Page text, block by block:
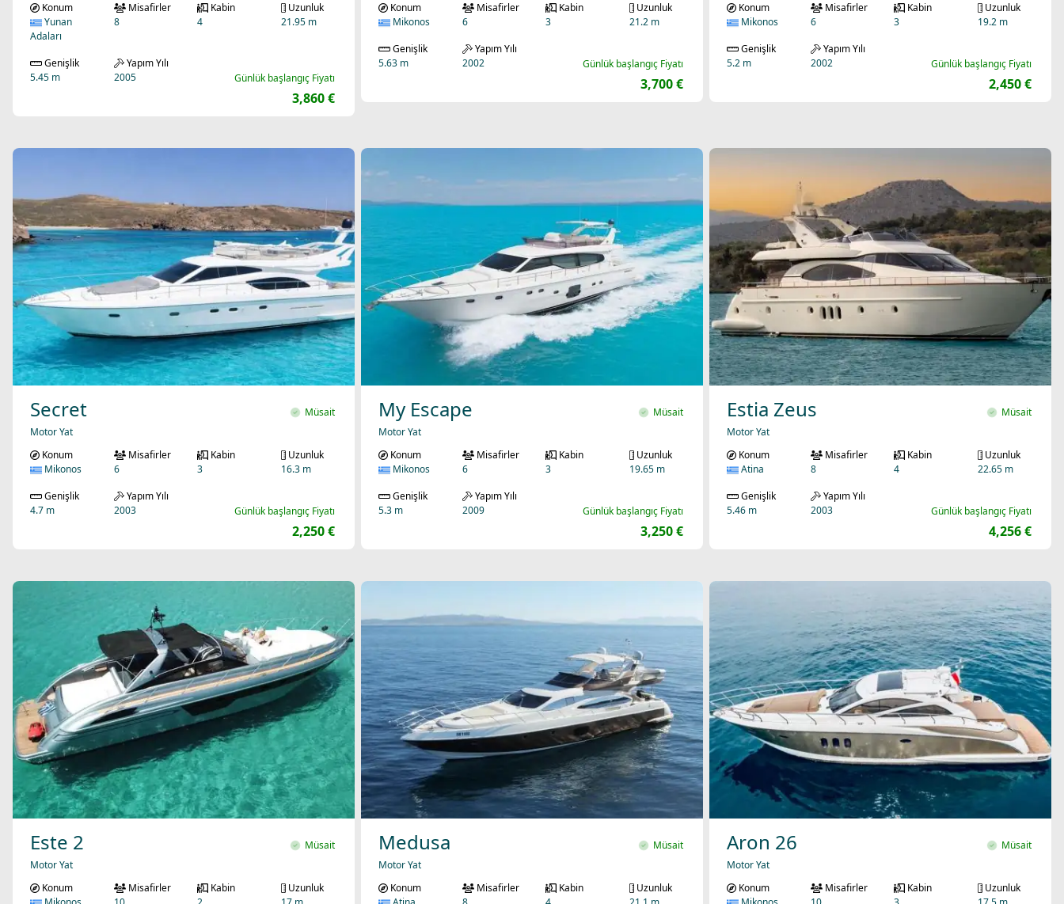
Günlük başlangıç Fiyatı
3,860 €
Konum
Yunan
Adaları
Misafirler
8
Kabin
4
Uzunluk
21.95 m
Genişlik
5.45 m
Yapım Yılı
2005
Günlük başlangıç Fiyatı
3,700 €
Konum
Mikonos
Misafirler
6
Kabin
3
Uzunluk
21.2 m
Genişlik
5.63 m
Yapım Yılı
2002
Günlük başlangıç Fiyatı
2,450 €
Konum
Mikonos
Misafirler
6
Kabin
3
Uzunluk
19.2 m
Genişlik
5.2 m
Yapım Yılı
2002
Secret
Motor Yat
Müsait
Günlük başlangıç Fiyatı
2,250 €
Konum
Mikonos
Misafirler
6
Kabin
3
Uzunluk
16.3 m
Genişlik
4.7 m
Yapım Yılı
2003
My Escape
Motor Yat
Müsait
Günlük başlangıç Fiyatı
3,250 €
Konum
Mikonos
Misafirler
6
Kabin
3
Uzunluk
19.65 m
Genişlik
5.3 m
Yapım Yılı
2009
Estia Zeus
Motor Yat
Müsait
Günlük başlangıç Fiyatı
4,256 €
Konum
Atina
Misafirler
8
Kabin
4
Uzunluk
22.65 m
Genişlik
5.46 m
Yapım Yılı
2003
Este 2
Motor Yat
Müsait
Konum
Misafirler
Kabin
Uzunluk
Medusa
Motor Yat
Müsait
Konum
Misafirler
Kabin
Uzunluk
Aron 26
Motor Yat
Müsait
Konum
Misafirler
Kabin
Uzunluk